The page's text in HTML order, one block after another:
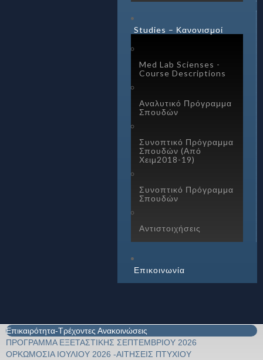
Studies – Κανονισμοί
Med Lab Scienses -
Course Descriptions
Αναλυτικό Πρόγραμμα
Σπουδών
Συνοπτικό Πρόγραμμα
Σπουδών (Από
Χειμ2018-19)
Συνοπτικό Πρόγραμμα
Σπουδών
Αντιστοιχήσεις
Επικοινωνία
Επικαιρότητα-Τρέχοντες Ανακοινώσεις
ΠΡΟΓΡΑΜΜΑ ΕΞΕΤΑΣΤΙΚΗΣ ΣΕΠΤΕΜΒΡΙΟΥ 2026
ΟΡΚΩΜΟΣΙΑ ΙΟΥΛΙΟΥ 2026 -ΑΙΤΗΣΕΙΣ ΠΤΥΧΙΟΥ